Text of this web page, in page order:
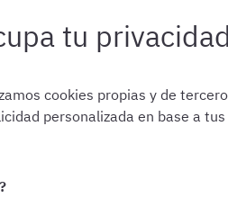
lógicas como SI o
y guardado de documentos
de cambios
sino la
capacidad de
tu
cookies propias y de
personalizada en base a